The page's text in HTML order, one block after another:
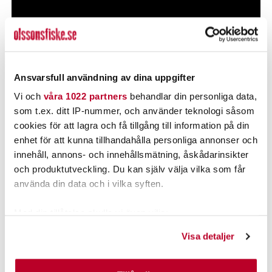
Ansvarsfull användning av dina uppgifter
Vi och våra 1022 partners behandlar din personliga data,
som t.ex. ditt IP-nummer, och använder teknologi såsom
cookies för att lagra och få tillgång till information på din
enhet för att kunna tillhandahålla personliga annonser och
innehåll, annons- och innehållsmätning, åskådarinsikter
och produktutveckling. Du kan själv välja vilka som får
använda din data och i vilka syften.
Identifiera din enhet genom att aktivt skanna den för
Visa detaljer
POPULÄRT JUST NU